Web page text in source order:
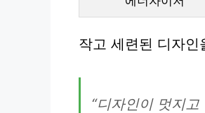
작고 세련된 디자
“디자인이 멋지